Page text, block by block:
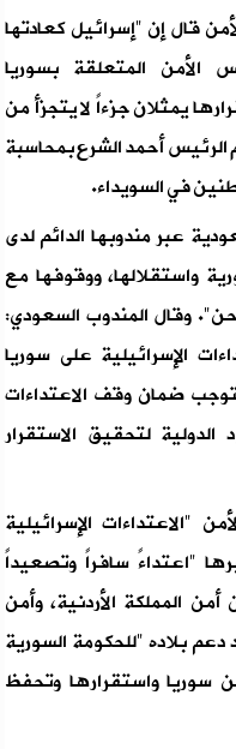
قال إن "إسرائيل كعادتها
المتعلقة بسوريا
يمثلان جزءاً لا يتجزأ من
الرئيس أحمد الشرع بمحاسبة
في السويداء.
عبر مندوبها الدائم لدى
واستقلالها، ووقوفها مع
وقال المندوب السعودي:
الإسرائيلية على سوريا
ضمان وقف الاعتداءات
الدولية لتحقيق الاستقرار
"الاعتداءات الإسرائيلية
"اعتداءً سافراً وتصعيداً
المملكة الأردنية، وأمن
دعم بلاده "للحكومة السورية
سوريا واستقرارها وتحفظ